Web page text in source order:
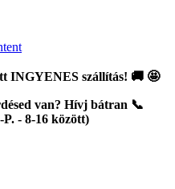
INGYENES szállítás! 🚚 🤩
van? Hívj bátran 📞
P. - 8-16 között)